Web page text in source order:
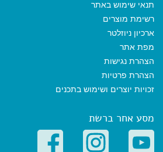
תנאי שימוש באתר
רשימת מוצרים
ארכיון ניוזלטר
מפת אתר
הצהרת נגישות
הצהרת פרטיות
זכויות יוצרים ושימוש בתכנים
מסע אחר ברשת